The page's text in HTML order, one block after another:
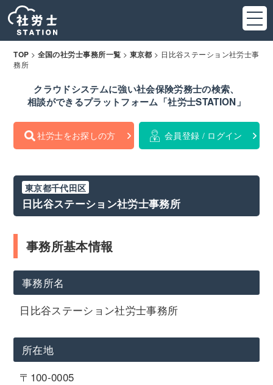
TOP > 全国の社労士事務所一覧 > 東京都 > 日比谷ステーション社労士事
務所
クラウドシステムに強い社会保険労務士の検索、
相談ができるプラットフォーム「社労士STATION」
社労士をお探しの方 会員登録 / ログイン
東京都千代田区
日比谷ステーション社労士事務所
事務所基本情報
事務所名
日比谷ステーション社労士事務所
所在地
〒100-0005